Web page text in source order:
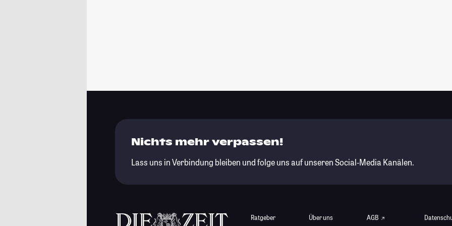
Nichts mehr verpassen!
Lass uns in Verbindung bleiben und folge uns auf unseren Social-Media Kanälen.
Ratgeber Über uns AGB